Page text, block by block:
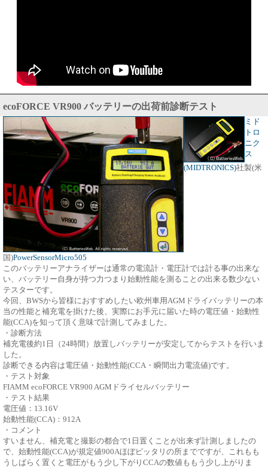
ecoFORCE VR900 バッテリーの出荷前診断テスト
ミド
トロ
ニク
ス
(MIDTRONICS)社製(米
国)PowerSensorMicro505
このバッテリーアナライザーは通常の電流計・電圧計では計る事の出来な
い、バッテリー自身が持つ力つまり始動性能を測ることの出来る数少ない
テスターです。
今回、BWSから皆様におすすめしたい欧州車用AGMドライバッテリーの本
当の性能と補充電を掛けた後、実際にお手元に届いた時の電圧値・始動性
能(CCA)を知って頂く意味で計測してみました。
・診断方法
補充電後約1日（24時間）放置しバッテリーが安定してからテストを行いま
した。
診断できる内容は電圧値・始動性能(CCA・瞬間出力電流値)です。
・テスト対象
FIAMM ecoFORCE VR900 AGMドライセルバッテリー
・テスト結果
電圧値：13.16V
始動性能(CCA)：912A
・コメント
すいません、補充電と撮影の都合で1日置くことが出来ず計測しましたの
で、始動性能(CCA)が規定値900Aほぼピッタリの所までですが、これもも
うしばらく置くと電圧がもう少し下がりCCAの数値ももう少し上がりま